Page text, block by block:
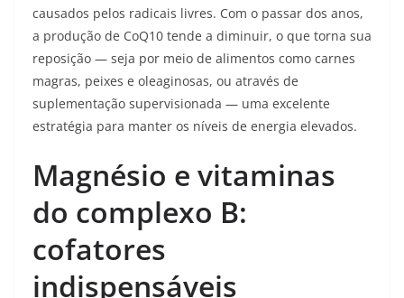
causados pelos radicais livres. Com o passar dos anos,
a produção de CoQ10 tende a diminuir, o que torna sua
reposição — seja por meio de alimentos como carnes
magras, peixes e oleaginosas, ou através de
suplementação supervisionada — uma excelente
estratégia para manter os níveis de energia elevados.
Magnésio e vitaminas
do complexo B:
cofatores
indispensáveis